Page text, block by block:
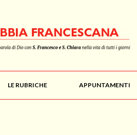
LE RUBRICHE APPUNTAMENTI